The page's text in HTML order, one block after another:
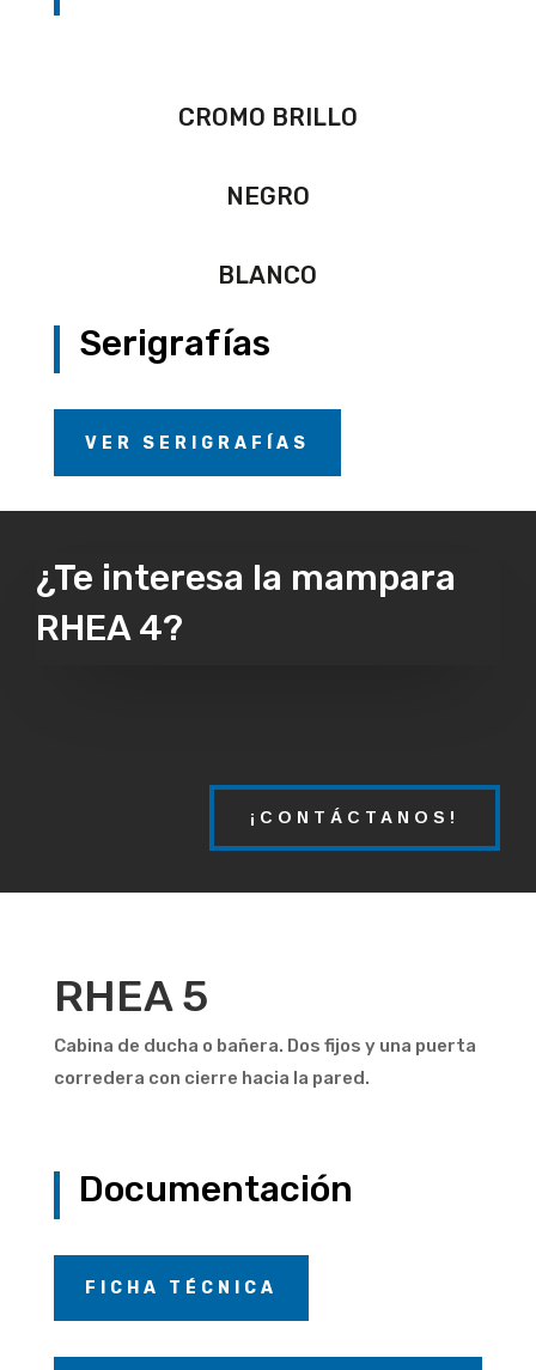
CROMO BRILLO
NEGRO
BLANCO
Serigrafías
VER SERIGRAFÍAS
¿Te interesa la mampara
RHEA 4?
¡CONTÁCTANOS!
RHEA 5
Cabina de ducha o bañera. Dos fijos y una puerta
corredera con cierre hacia la pared.
Documentación
FICHA TÉCNICA